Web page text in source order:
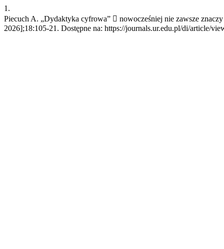
1.
Piecuch A. „Dydaktyka cyfrowa”  nowocześniej nie zawsze
2026];18:105-21. Dostępne na: https://journals.ur.edu.pl/di/article/